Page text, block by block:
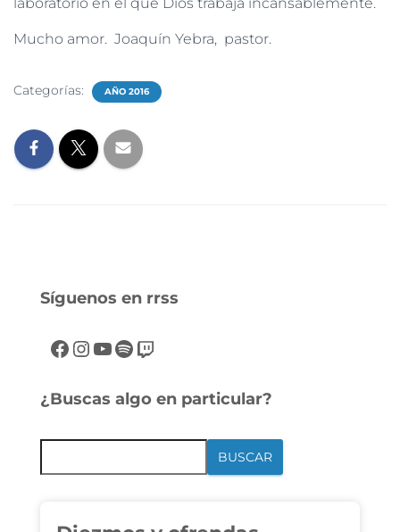
Mucho amor. Joaquín Yebra, pastor.
Categorías: AÑO 2016
Síguenos en rrss
¿Buscas algo en particular?
BUSCAR